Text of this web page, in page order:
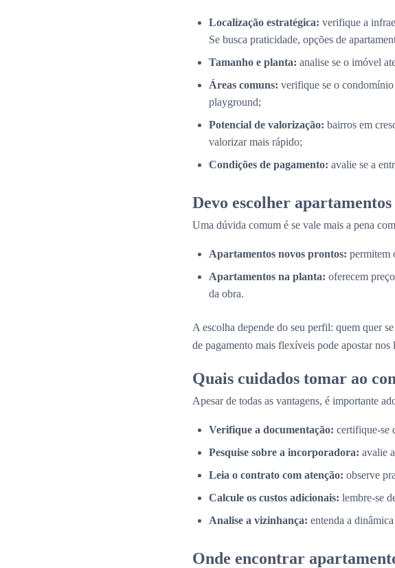
Localização estratégica: verifique a
Se busca praticidade, opções de
Tamanho e planta: analise se o imóvel
Áreas comuns: verifique se o
playground;
Potencial de valorização: bairros em
valorizar mais rápido;
Condições de pagamento: avalie se a
Devo escolher
Uma dúvida comum é se vale mais a pena
Apartamentos novos prontos: permitem
Apartamentos na planta: oferecem
da obra.
A escolha depende do seu perfil: quem quer
de pagamento mais flexíveis pode apostar nos
Quais cuidados tomar ao
Apesar de todas as vantagens, é importante
Verifique a documentação: certifique-se
Pesquise sobre a incorporadora: avalie
Leia o contrato com atenção: observe
Calcule os custos adicionais: lembre-se
Analise a vizinhança: entenda a
Onde encontrar